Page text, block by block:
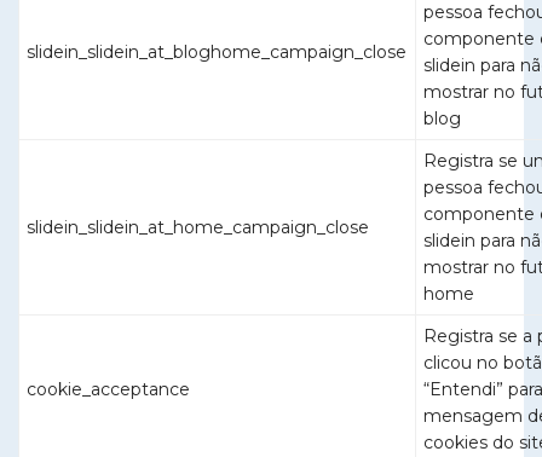
slidein_slidein_at_bloghome_campaign_close
pessoa
componente
slidein para
mostrar no
blog
slidein_slidein_at_home_campaign_close
Registra se
pessoa
componente
slidein para
mostrar no
home
cookie_acceptance
Registra se a
clicou no
“Entendi”
mensagem
cookies do